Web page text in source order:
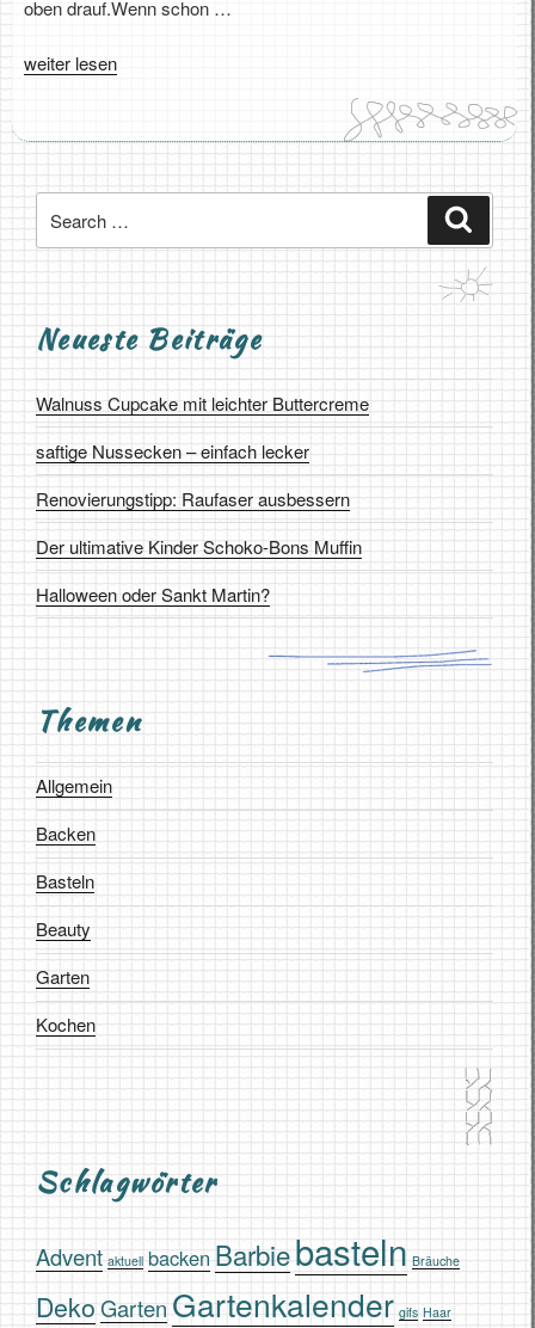
oben drauf.Wenn schon …
weiter lesen„Walnuss
leichter
Buttercreme“
for:
Search
Neueste Beiträge
Walnuss Cupcake mit leichter Buttercreme
saftige Nussecken – einfach lecker
Renovierungstipp: Raufaser ausbessern
Der ultimative Kinder Schoko-Bons Muffin
Halloween oder Sankt Martin?
Themen
Allgemein
Backen
Basteln
Beauty
Garten
Kochen
Schlagwörter
Advent aktuell backen Barbiebasteln Bräuche
DekoGarten Gartenkalender gifs Haar